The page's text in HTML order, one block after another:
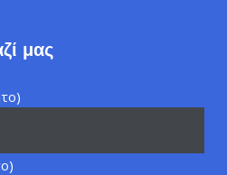
μας